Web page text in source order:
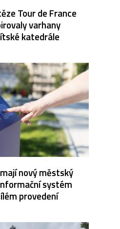
Tour de France
varhany
katedrále
nový městský
systém
provedení